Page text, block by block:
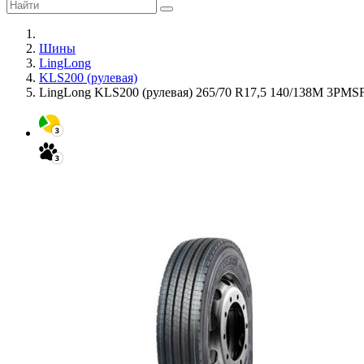
Шины
LingLong
KLS200 (рулевая)
LingLong KLS200 (рулевая) 265/70 R17,5 140/138M